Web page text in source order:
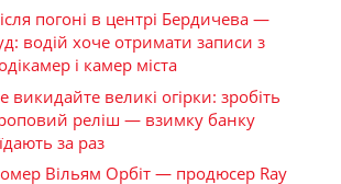
погоні в центрі Бердичева —
водій хоче отримати записи з
і камер міста
викидайте великі огірки: зробіть
реліш — взимку банку
за раз
Вільям Орбіт — продюсер Ray